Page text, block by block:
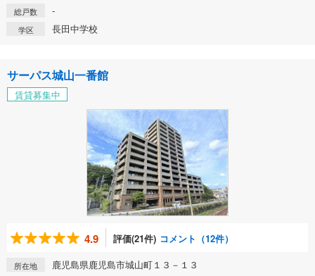
総戸数 -
学区 長田中学校
サーパス城山一番館
賃貸募集中
4.9 評価(21件) コメント（12件）
所在地 鹿児島県鹿児島市城山町１３－１３